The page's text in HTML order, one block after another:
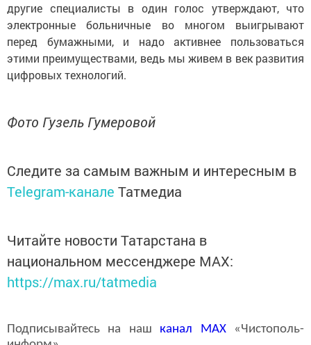
другие специалисты в один голос утверждают, что
электронные больничные во многом выигрывают
перед бумажными, и надо активнее пользоваться
этими преимуществами, ведь мы живем в век развития
цифровых технологий.
Фото Гузель Гумеровой
Следите за самым важным и интересным в
Telegram-канале Татмедиа
Читайте новости Татарстана в
национальном мессенджере MАХ:
https://max.ru/tatmedia
Подписывайтесь на наш канал MAX«Чистополь-